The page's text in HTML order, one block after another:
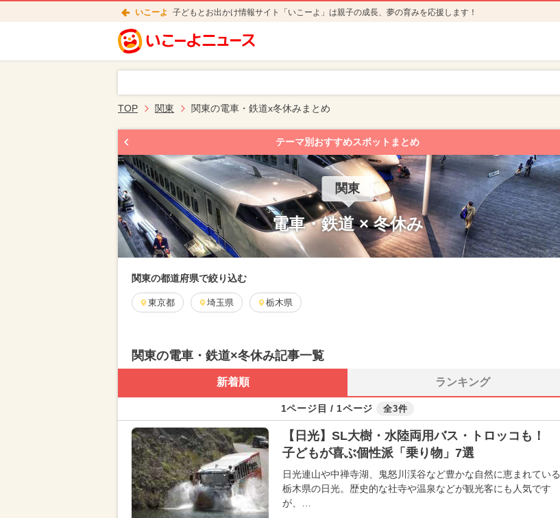
いこーよ 子どもとお出かけ情報サイト「いこーよ」は親子の成長、夢の育みを応援します！
TOP 関東 関東の電車・鉄道x冬休みまとめ
テーマ別おすすめスポットまとめ
関東
電車・鉄道 × 冬休み
関東の都道府県で絞り込む
東京都 埼玉県 栃木県
関東の電車・鉄道×冬休み記事一覧
新着順 ランキング
1ページ目 / 1ページ 全3件
【日光】SL大樹・水陸両用バス・トロッコも！
子どもが喜ぶ個性派「乗り物」7選
日光連山や中禅寺湖、鬼怒川渓谷など豊かな自然に恵まれている
栃木県の日光。歴史的な社寺や温泉などが観光客にも人気です
が、…